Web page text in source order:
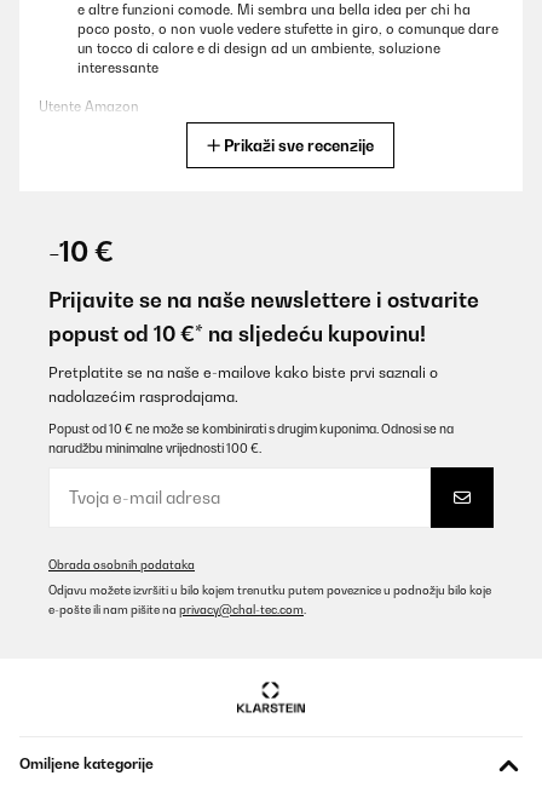
e altre funzioni comode. Mi sembra una bella idea per chi ha
poco posto, o non vuole vedere stufette in giro, o comunque dare
un tocco di calore e di design ad un ambiente, soluzione
interessante
Utente Amazon
franchement super pour une petite piece de 9m2, pas plus j'ai pris
la version 600watt le miroir chauffe pas immediatement il lui faut
5 bonne minute pour atteindre la temperature apres une chaleur
diffuse se degage du miroir qui peur servire de miroir pour le
coup, perso accrocher au mur car poser sur ces pieds semble
bizarre, la telecommande thermostat reponds super bien pas
besoin de viser pour qu'elle marche et enfin un interrupteur on/off
est sur le miroir pour etre sure de l'avoir eteint.une securité non
néglichable de mon sens.
POTVRĐENI PREGLED
verarbeitet war. Die zweite Spiegelheizung ist aber ok und hat
keine Mängel … sieht super aus und tut wie beschrieben was sie
und her mit dem Umtausch und das der erste Artikel scheinbar
Prikaži sve recenzije
-10 €
Prijavite se na naše newslettere i ostvarite
popust od 10 €* na sljedeću kupovinu!
Pretplatite se na naše e-mailove kako biste prvi saznali o
nadolazećim rasprodajama.
Popust od 10 € ne može se kombinirati s drugim kuponima. Odnosi se na
narudžbu minimalne vrijednosti 100 €.
Obrada osobnih podataka
Odjavu možete izvršiti u bilo kojem trenutku putem poveznice u podnožju bilo koje
e-pošte ili nam pišite na privacy@chal-tec.com
Omiljene kategorije